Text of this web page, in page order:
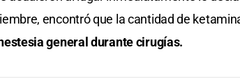
encontró que la cantidad de
general durante cirugías.